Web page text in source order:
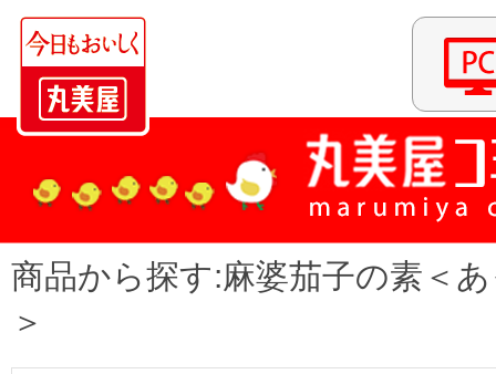
商品から探す:麻婆茄子の素＜
＞